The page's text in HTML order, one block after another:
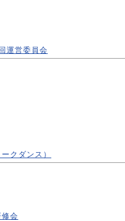
運営委員会
クダンス）
会